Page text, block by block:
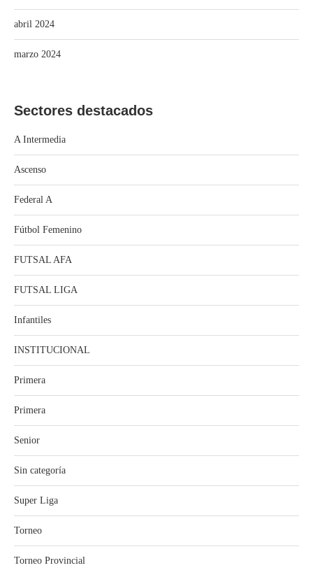
abril 2024
marzo 2024
Sectores destacados
A Intermedia
Ascenso
Federal A
Fútbol Femenino
FUTSAL AFA
FUTSAL LIGA
Infantiles
INSTITUCIONAL
Primera
Primera
Senior
Sin categoría
Super Liga
Torneo
Torneo Provincial